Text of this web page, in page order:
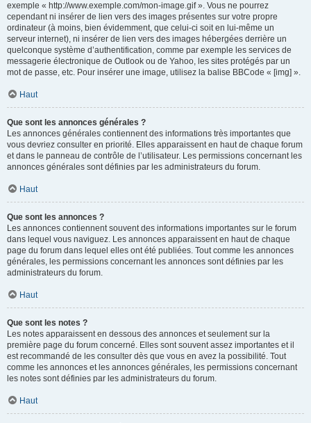
exemple « http://www.exemple.com/mon-image.gif ». Vous ne pourrez
cependant ni insérer de lien vers des images présentes sur votre propre
ordinateur (à moins, bien évidemment, que celui-ci soit en lui-même un
serveur internet), ni insérer de lien vers des images hébergées derrière un
quelconque système d’authentification, comme par exemple les services de
messagerie électronique de Outlook ou de Yahoo, les sites protégés par un
mot de passe, etc. Pour insérer une image, utilisez la balise BBCode « [img] ».
Haut
Que sont les annonces générales ?
Les annonces générales contiennent des informations très importantes que
vous devriez consulter en priorité. Elles apparaissent en haut de chaque forum
et dans le panneau de contrôle de l’utilisateur. Les permissions concernant les
annonces générales sont définies par les administrateurs du forum.
Haut
Que sont les annonces ?
Les annonces contiennent souvent des informations importantes sur le forum
dans lequel vous naviguez. Les annonces apparaissent en haut de chaque
page du forum dans lequel elles ont été publiées. Tout comme les annonces
générales, les permissions concernant les annonces sont définies par les
administrateurs du forum.
Haut
Que sont les notes ?
Les notes apparaissent en dessous des annonces et seulement sur la
première page du forum concerné. Elles sont souvent assez importantes et il
est recommandé de les consulter dès que vous en avez la possibilité. Tout
comme les annonces et les annonces générales, les permissions concernant
les notes sont définies par les administrateurs du forum.
Haut